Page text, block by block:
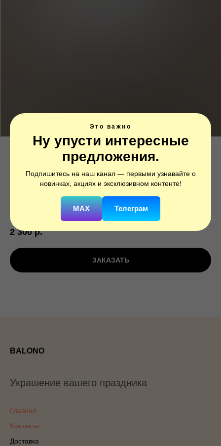
Это важно
Ну упусти интересные
предложения.
Подпишитесь на наш канал — первыми узнавайте о
новинках, акциях и эксклюзивном контенте!
MAX Телеграм
Шар на девичник Белый
зеркальный
2 300 р.
ЗАКАЗАТЬ
BALONO
Украшение вашего праздника
Главная
Контакты
Доставка